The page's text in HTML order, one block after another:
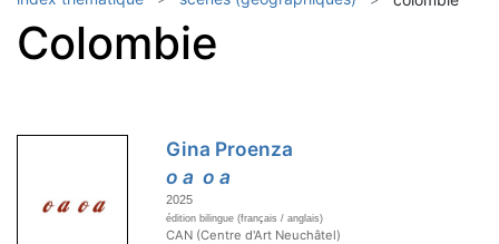
Colombie
Gina Proenza
o a o a
2025
édition bilingue (français / anglais)
CAN (Centre d'Art Neuchâtel)